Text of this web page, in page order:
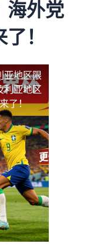
海外党
！
亚地区限
利亚地区
了！